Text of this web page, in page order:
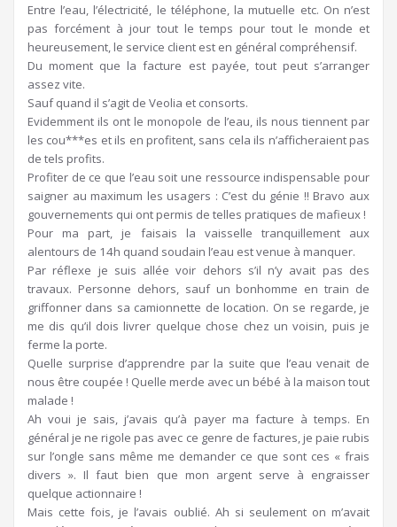
Entre l’eau, l’électricité, le téléphone, la mutuelle etc. On n’est
pas forcément à jour tout le temps pour tout le monde et
heureusement, le service client est en général compréhensif.
Du moment que la facture est payée, tout peut s’arranger
assez vite.
Sauf quand il s’agit de Veolia et consorts.
Evidemment ils ont le monopole de l’eau, ils nous tiennent par
les cou***es et ils en profitent, sans cela ils n’afficheraient pas
de tels profits.
Profiter de ce que l’eau soit une ressource indispensable pour
saigner au maximum les usagers : C’est du génie !! Bravo aux
gouvernements qui ont permis de telles pratiques de mafieux !
Pour ma part, je faisais la vaisselle tranquillement aux
alentours de 14h quand soudain l’eau est venue à manquer.
Par réflexe je suis allée voir dehors s’il n’y avait pas des
travaux. Personne dehors, sauf un bonhomme en train de
griffonner dans sa camionnette de location. On se regarde, je
me dis qu’il dois livrer quelque chose chez un voisin, puis je
ferme la porte.
Quelle surprise d’apprendre par la suite que l’eau venait de
nous être coupée ! Quelle merde avec un bébé à la maison tout
malade !
Ah voui je sais, j’avais qu’à payer ma facture à temps. En
général je ne rigole pas avec ce genre de factures, je paie rubis
sur l’ongle sans même me demander ce que sont ces « frais
divers ». Il faut bien que mon argent serve à engraisser
quelque actionnaire !
Mais cette fois, je l’avais oublié. Ah si seulement on m’avait